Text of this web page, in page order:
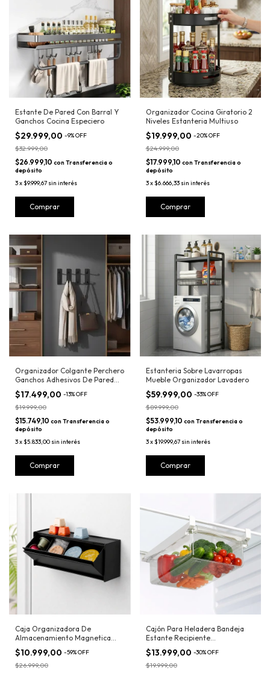
Estante De Pared Con Barral Y
Ganchos Cocina Especiero
$29.999,00 -9%OFF
$32.999,00
$26.999,10 con Transferencia o
depósito
3x$9.999,67 sin interés
Organizador Cocina Giratorio 2
Niveles Estanteria Multiuso
$19.999,00 -20%OFF
$24.999,00
$17.999,10 con Transferencia o
depósito
3x$6.666,33 sin interés
Organizador Colgante Perchero
Ganchos Adhesivos De Pared
X4
$17.499,00 -13%OFF
$19.999,00
$15.749,10 con Transferencia o
depósito
3x$5.833,00 sin interés
Estanteria Sobre Lavarropas
Mueble Organizador Lavadero
$59.999,00 -33%OFF
$89.999,00
$53.999,10 con Transferencia o
depósito
3x$19.999,67 sin interés
Caja Organizadora De
Almacenamiento Magnetica
Heladera Baño
$10.999,00 -59%OFF
$26.999,00
Cajón Para Heladera Bandeja
Estante Recipiente
Desmontable
$13.999,00 -30%OFF
$19.999,00